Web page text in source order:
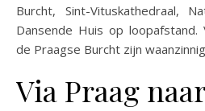
Burcht, Sint-Vituskathedraal,
Dansende Huis op
de Praagse Burcht zijn
Via Praag